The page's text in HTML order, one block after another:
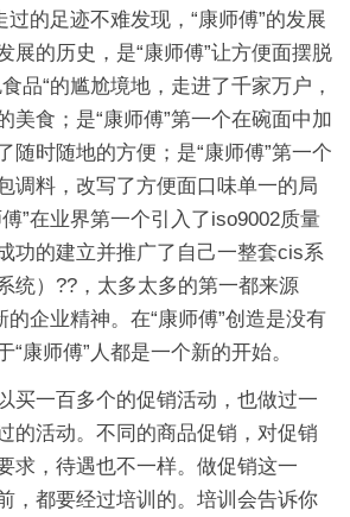
过的足迹不难发现，“康师傅”的发展
展的历史，是“康师傅”让方便面摆脱
品“的尴尬境地，走进了千家万户，
美食；是“康师傅”第一个在碗面中加
随时随地的方便；是“康师傅”第一个
调料，改写了方便面口味单一的局
”在业界第一个引入了iso9002质量
功的建立并推广了自己一整套cis系
统）??，太多太多的第一都来源
的企业精神。在“康师傅”创造是没有
“康师傅”人都是一个新的开始。
买一百多个的促销活动，也做过一
的活动。不同的商品促销，对促销
求，待遇也不一样。做促销这一
，都要经过培训的。培训会告诉你